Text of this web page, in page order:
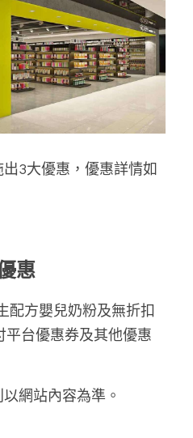
3大優惠 ，優惠詳情如
惠
配方嬰兒奶粉及無折扣
平台優惠券及其他優惠
網站內容為準。